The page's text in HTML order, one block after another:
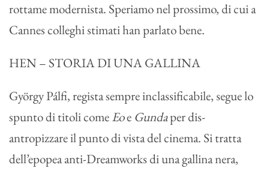
rottame modernista. Speriamo nel prossimo, di cui a
Cannes colleghi stimati han parlato bene.
HEN – STORIA DI UNA GALLINA
György Pálfi, regista sempre inclassificabile, segue lo
spunto di titoli comeEoe Gundaper dis-
antropizzare il punto di vista del cinema. Si tratta
dell’epopea anti-Dreamworks di una gallina nera,